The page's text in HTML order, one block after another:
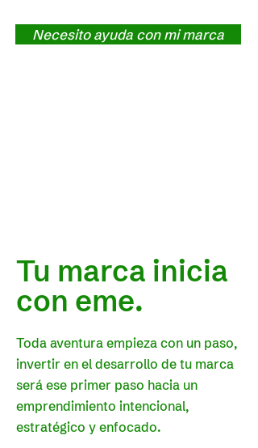
Necesito ayuda con mi marca
Tu marca inicia
con eme.
Toda aventura empieza con un paso,
invertir en el desarrollo de tu marca
será ese primer paso hacia un
emprendimiento intencional,
estratégico y enfocado.